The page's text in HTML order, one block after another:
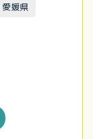
愛媛県